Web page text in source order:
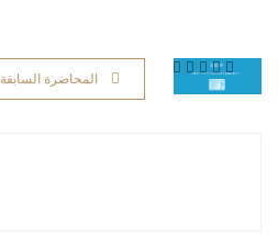
المحاضرة السابقة